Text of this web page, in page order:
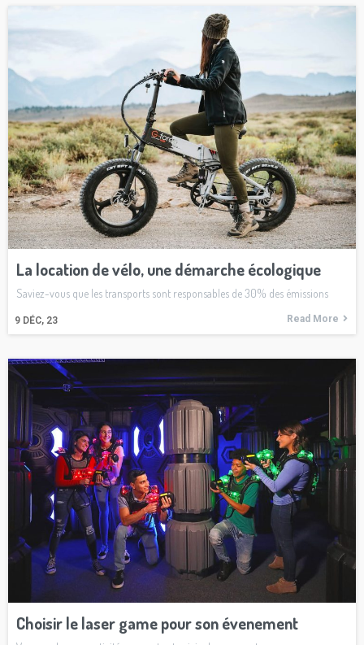
La location de vélo, une démarche écologique
9 DÉC, 23
Saviez-vous que les transports sont responsables de 30% des émissions
Read More
Choisir le laser game pour son évenement